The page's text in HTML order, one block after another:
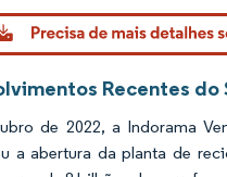
Recentes do
de 2022, a Indorama
a abertura da planta de